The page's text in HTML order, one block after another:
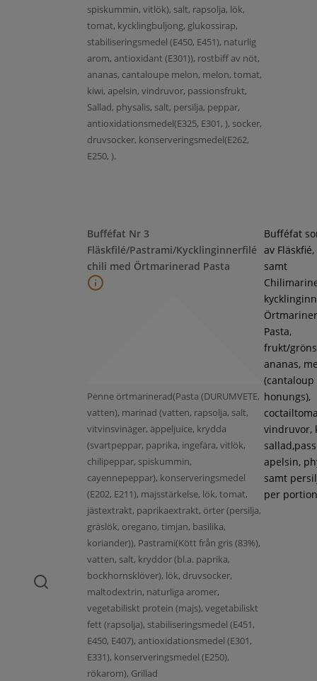
spiskummin, vitlök), salt, rapsolja, lök,
tomat, kycklingbuljong, glukossirap,
stabiliseringsmedel (E450, E451), naturlig
arom, antioxidant (E301)), rostbiff av nöt,
ananas, cantaloupe melon, melon, tomat,
kiwi, apelsin, vindruvor, passionsfrukt,
Sallad, physalis, salt, persilja, peppar,
antioxidationsmedel(E325, E301, ), socker,
druvsocker, konserveringsmedel(E262,
E250, ).
Bufféfat Nr 3
Fläskfilé/Pastrami/Kycklinginnerfilé
chili med Örtmarinerad Pasta
Penne örtmarinerad(Pasta (DURUMVETE,
vatten), marinad (vatten, rapsolja, salt,
vitvinsvinäger, äppeljuice, krydda
(svartpeppar, paprika, ingefära, vitlök,
chilipeppar, spiskummin,
cayennepeppar), konserveringsmedel
(E202, E211), majsstärkelse, lök, tomat,
jästextrakt, paprikaextrakt, örter (persilja,
gräslök, oregano, timjan, basilika,
koriander)), Pastrami(Kött från gris (83%),
vatten, salt, kryddor (bl.a. paprika,
bockhornsklöver), lök, druvsocker,
maltodextrin, naturliga aromer,
vegetabiliskt protein (majs), vegetabiliskt
fett (rapsolja), stabiliseringsmedel (E451,
E450, E407), antioxidationsmedel (E301,
E331), konserveringsmedel (E250),
rökarom), Grillad
Bufféfat
av
samt
Pasta,
frukt/
ananas,
(cantaloup
honungs),
vindruvor,
apelsin,
samt
per